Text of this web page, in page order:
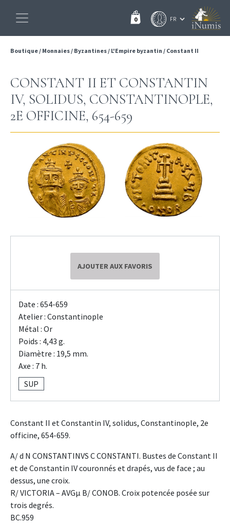
0
Boutique/ Monnaies/ Byzantines/ L'Empire byzantin / Constant II
CONSTANT II ET CONSTANTIN
IV, SOLIDUS, CONSTANTINOPLE,
2E OFFICINE, 654-659
AJOUTER AUX FAVORIS
Date : 654-659
Atelier : Constantinople
Métal : Or
Poids : 4,43 g.
Diamètre : 19,5 mm.
Axe : 7 h.
SUP
Constant II et Constantin IV, solidus, Constantinople, 2e
officine, 654-659.
A/ d N CONSTANTINVS C CONSTANTI. Bustes de Constant II
et de Constantin IV couronnés et drapés, vus de face ; au
dessus, une croix.
R/ VICTORIA – AVGµ B/ CONOB. Croix potencée posée sur
trois degrés.
BC.959